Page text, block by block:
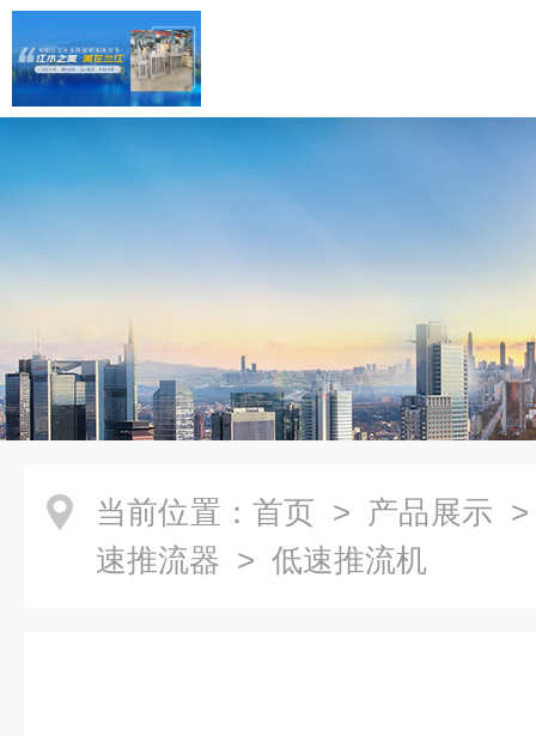
当前位置： 首页 > 产品展示
速推流器 > 低速推流机